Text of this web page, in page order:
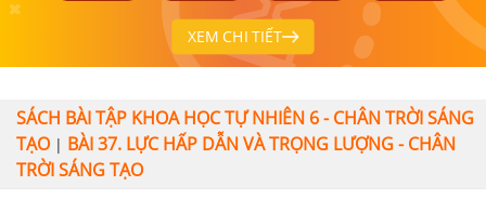
XEM CHI TIẾT
SÁCH BÀI TẬP KHOA HỌC TỰ NHIÊN 6 - CHÂN TRỜI SÁNG
TẠO| BÀI 37. LỰC HẤP DẪN VÀ TRỌNG LƯỢNG - CHÂN
TRỜI SÁNG TẠO